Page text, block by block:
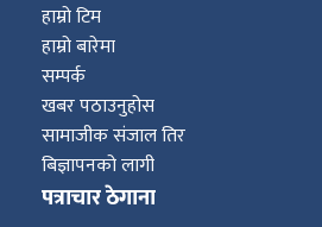
हाम्रो टिम
हाम्रो बारेमा
सम्पर्क
खबर पठाउनुहोस
सामाजीक संजाल तिर
बिज्ञापनको लागी
पत्राचार ठेगाना